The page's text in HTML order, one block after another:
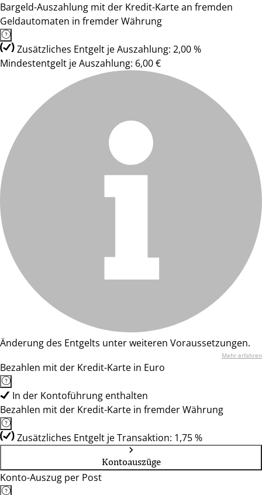
Bargeld-Auszahlung mit der Kredit-Karte an fremden
Geldautomaten in fremder Währung
Zusätzliches Entgelt je Auszahlung: 2,00 %
Mindestentgelt je Auszahlung: 6,00 €
Änderung des Entgelts unter weiteren Voraussetzungen.
Mehr erfahren
Bezahlen mit der Kredit-Karte in Euro
In der Kontoführung enthalten
Bezahlen mit der Kredit-Karte in fremder Währung
Zusätzliches Entgelt je Transaktion: 1,75 %
Kontoauszüge
Konto-Auszug per Post